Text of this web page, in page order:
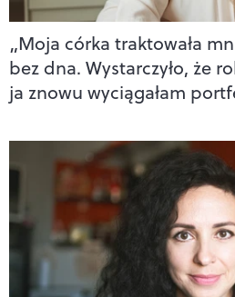
„Moja córka traktowała
bez dna. Wystarczyło, że
ja znowu wyciągałam